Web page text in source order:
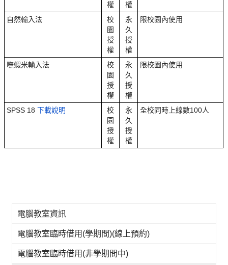
權
權
自然輸入法
校
園
授
權
永
久
授
權
限校園內使用
嘸蝦米輸入法
校
園
授
權
永
久
授
權
限校園內使用
SPSS 18下載說明
校
園
授
權
永
久
授
權
全校同時上線數100人
電腦教室資訊
電腦教室臨時借用(學期間)(線上預約)
電腦教室臨時借用(非學期間中)